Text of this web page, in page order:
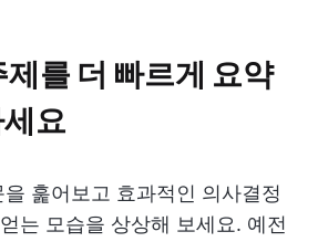
를 더 빠르게 요약
요
훑어보고 효과적인 의사결정
는 모습을 상상해 보세요. 예전